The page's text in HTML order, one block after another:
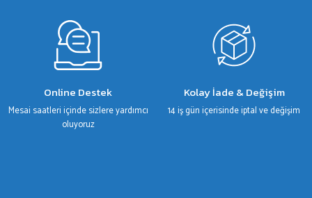
Online Destek
Mesai saatleri içinde sizlere yardımcı
oluyoruz
Kolay İade & Değişim
14 iş gün içerisinde iptal ve değişim